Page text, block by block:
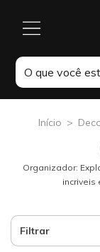
Início >
Organizador:
incriveis
Filtrar